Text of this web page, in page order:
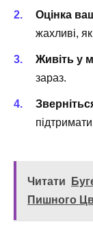
Оцінка
жахливі,
Живіть у
зараз.
Читати
Пишного